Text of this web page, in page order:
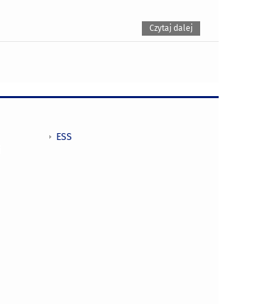
Czytaj dalej
ESS